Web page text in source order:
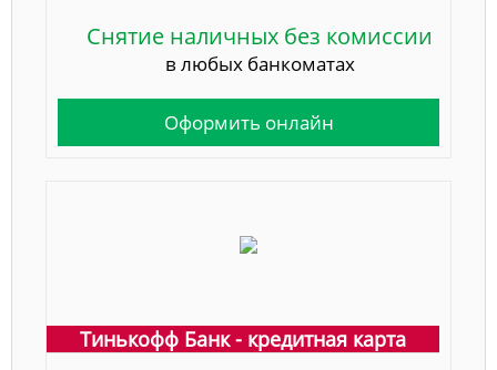
Снятие наличных без комиссии
в любых банкоматах
Оформить онлайн
Тинькофф Банк - кредитная карта